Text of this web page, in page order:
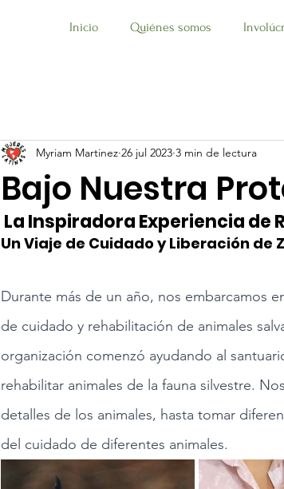
Inicio Quiénes somos
Bajo Nuestra
Myriam Martinez 26 jul 2023 3 min de lectura
La Inspiradora Experiencia de
Un Viaje de Cuidado y Liberación de
Durante más de un año, nos embarcamos
de cuidado y rehabilitación de animales
organización comenzó ayudando al
rehabilitar animales de la fauna silvestre.
detalles de los animales, hasta tomar
del cuidado de diferentes animales.